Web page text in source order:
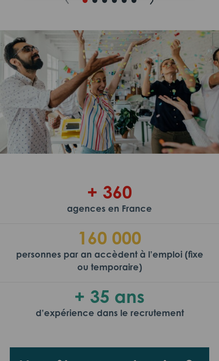
+ 360
agences en France
160 000
personnes par an accèdent à l’emploi (fixe
ou temporaire)
+ 35 ans
d’expérience dans le recrutement